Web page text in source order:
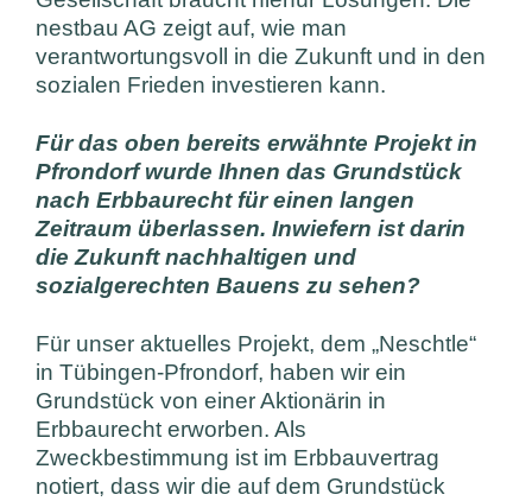
nestbau AG zeigt auf, wie man
verantwortungsvoll in die Zukunft und in den
sozialen Frieden investieren kann.
Für das oben bereits erwähnte Projekt in
Pfrondorf wurde Ihnen das Grundstück
nach Erbbaurecht für einen langen
Zeitraum überlassen. Inwiefern ist darin
die Zukunft nachhaltigen und
sozialgerechten Bauens zu sehen?
Für unser aktuelles Projekt, dem „Neschtle“
in Tübingen-Pfrondorf, haben wir ein
Grundstück von einer Aktionärin in
Erbbaurecht erworben. Als
Zweckbestimmung ist im Erbbauvertrag
notiert, dass wir die auf dem Grundstück